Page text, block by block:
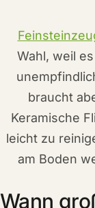
Wahl, weil
braucht
Keramische
leicht zu
am Boden
Wann